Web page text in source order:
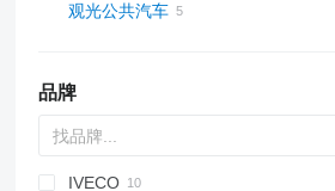
观光公共汽车
品牌
Magiq
IVECO